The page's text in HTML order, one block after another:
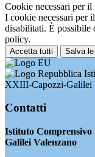
Cookie necessari per
I cookie necessari per
disabilitati. È possibile
policy.
Accetta tutti Salva
XXIII-Capozzi-Galilei
Contatti
Istituto
Galilei Valenzano